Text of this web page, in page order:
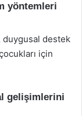
yöntemleri
destek
için
gelişimlerini